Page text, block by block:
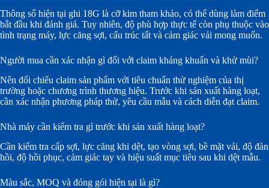
Thông số hiện tại ghi 18G là cỡ kim tham khảo, có thể dùng làm điểm
bắt đầu khi đánh giá. Tuy nhiên, độ phù hợp thực tế còn phụ thuộc vào
tình trạng máy, lực căng sợi, cấu trúc tất và cảm giác vải mong muốn.
Người mua cần xác nhận gì đối với claim kháng khuẩn và khử mùi?
Nên đối chiếu claim sản phẩm với tiêu chuẩn thử nghiệm của thị
trường hoặc chương trình thương hiệu. Trước khi sản xuất hàng loạt,
cần xác nhận phương pháp thử, yêu cầu mẫu và cách diễn đạt claim.
Nhà máy cần kiểm tra gì trước khi sản xuất hàng loạt?
Cần kiểm tra cấp sợi, lực căng khi dệt, tạo vòng sợi, bề mặt vải, độ đàn
hồi, độ hồi phục, cảm giác tay và hiệu suất mục tiêu sau khi dệt mẫu.
Màu sắc, MOQ và đóng gói hiện tại là gì?